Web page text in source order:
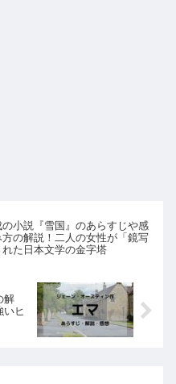
の小説『雪国』のあらすじや感
の解説！二人の女性が「鏡写
れた日本文学の金字塔
解
いヒ